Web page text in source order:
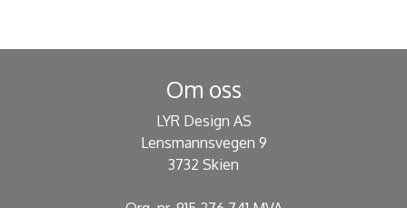
Om oss
LYR Design AS
Lensmannsvegen 9
3732 Skien